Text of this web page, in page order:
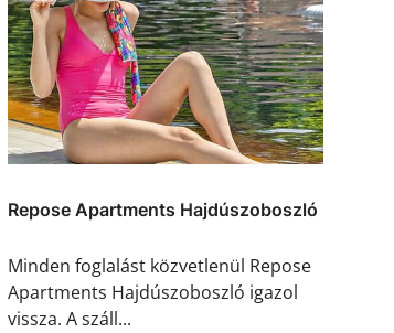
Repose Apartments Hajdúszoboszló
Minden foglalást közvetlenül Repose
Apartments Hajdúszoboszló igazol
vissza. A száll...